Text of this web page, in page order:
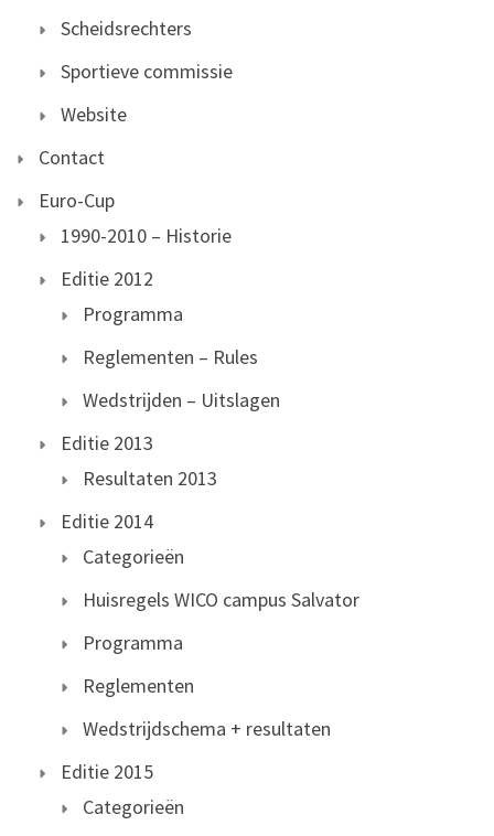
Scheidsrechters
Sportieve commissie
Website
Contact
Euro-Cup
1990-2010 – Historie
Editie 2012
Programma
Reglementen – Rules
Wedstrijden – Uitslagen
Editie 2013
Resultaten 2013
Editie 2014
Categorieën
Huisregels WICO campus Salvator
Programma
Reglementen
Wedstrijdschema + resultaten
Editie 2015
Categorieën